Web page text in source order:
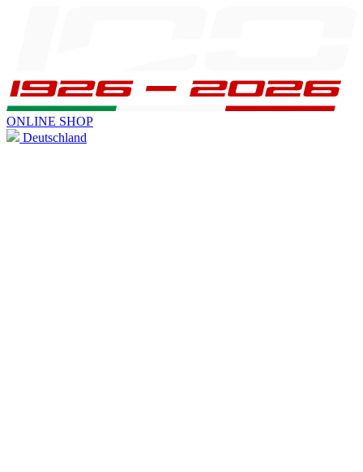
ONLINE SHOP
Deutschland